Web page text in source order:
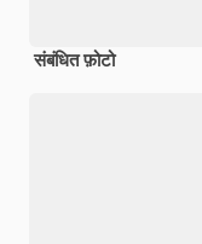
संबंधित फ़ोटो